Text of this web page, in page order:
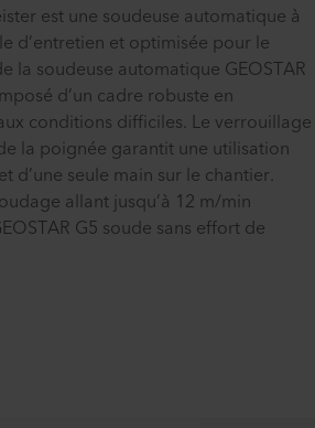
est une soudeuse automatique à
d’entretien et optimisée pour le
la soudeuse automatique GEOSTAR
d’un cadre robuste en
conditions difficiles. Le verrouillage
la poignée garantit une utilisation
d’une seule main sur le chantier.
allant jusqu’à 12 m/min
G5 soude sans effort de